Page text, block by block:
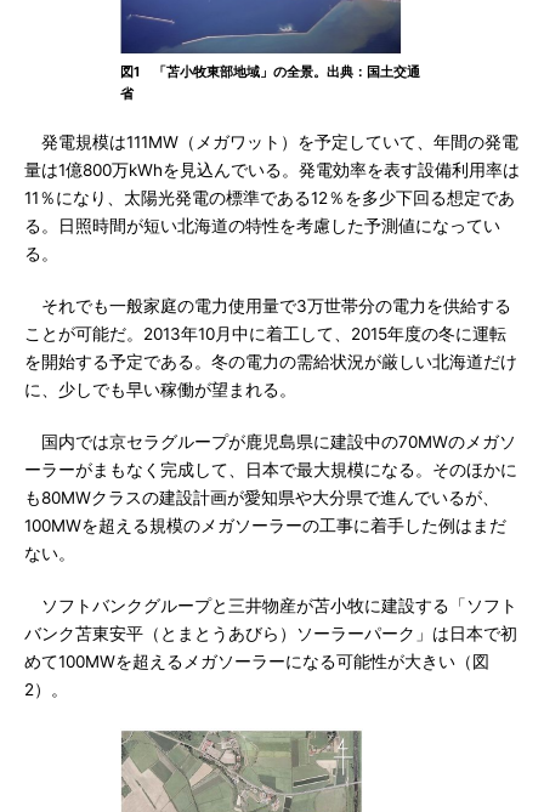
図1 「苫小牧東部地域」の全景。出典：国土交通
省
発電規模は111MW（メガワット）を予定していて、年間の発電
量は1億800万kWhを見込んでいる。発電効率を表す設備利用率は
11％になり、太陽光発電の標準である12％を多少下回る想定であ
る。日照時間が短い北海道の特性を考慮した予測値になってい
る。
それでも一般家庭の電力使用量で3万世帯分の電力を供給する
ことが可能だ。2013年10月中に着工して、2015年度の冬に運転
を開始する予定である。冬の電力の需給状況が厳しい北海道だけ
に、少しでも早い稼働が望まれる。
国内では京セラグループが鹿児島県に建設中の70MWのメガソ
ーラーがまもなく完成して、日本で最大規模になる。そのほかに
も80MWクラスの建設計画が愛知県や大分県で進んでいるが、
100MWを超える規模のメガソーラーの工事に着手した例はまだ
ない。
ソフトバンクグループと三井物産が苫小牧に建設する「ソフト
バンク苫東安平（とまとうあびら）ソーラーパーク」は日本で初
めて100MWを超えるメガソーラーになる可能性が大きい（図
2）。